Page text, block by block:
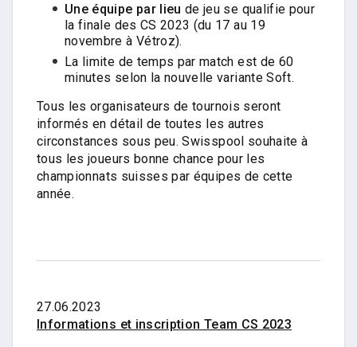
Une équipe par lieu de jeu se qualifie pour
la finale des CS 2023 (du 17 au 19
novembre à Vétroz).
La limite de temps par match est de 60
minutes selon la nouvelle variante Soft.
Tous les organisateurs de tournois seront
informés en détail de toutes les autres
circonstances sous peu. Swisspool souhaite à
tous les joueurs bonne chance pour les
championnats suisses par équipes de cette
année.
27.06.2023
Informations et inscription Team CS 2023